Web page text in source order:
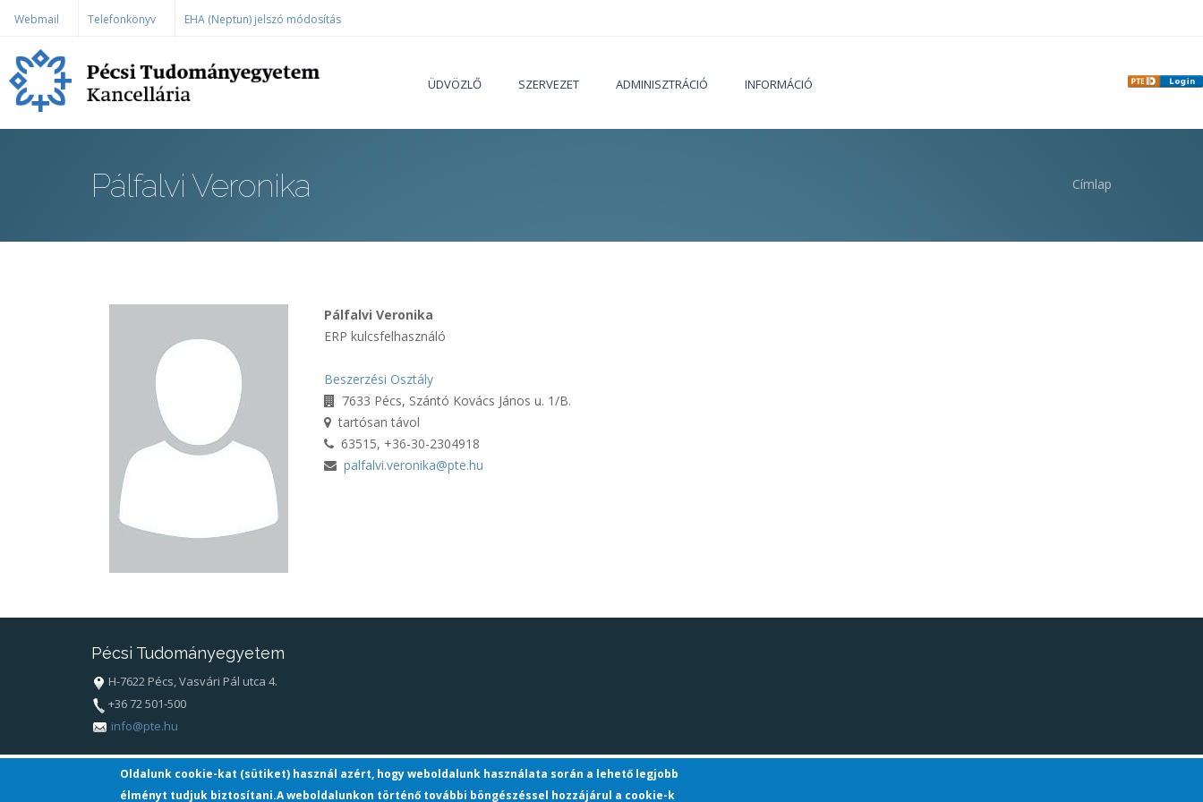
Ugrás a tartalomra
Webmail Telefonkönyv EHA (Neptun) jelszó módosítás
ÜDVÖZLŐ SZERVEZET ADMINISZTRÁCIÓ INFORMÁCIÓ
Pálfalvi Veronika Címlap
Pálfalvi Veronika
ERP kulcsfelhasználó
Beszerzési Osztály
7633 Pécs, Szántó Kovács János u. 1/B.
tartósan távol
63515, +36-30-2304918
palfalvi.veronika@pte.hu
Pécsi Tudományegyetem
H-7622 Pécs, Vasvári Pál utca 4.
+36 72 501-500
info@pte.hu
Oldalunk cookie-kat (sütiket) használ azért, hogy weboldalunk használata során a lehető legjobb
élményt tudjuk biztosítani.A weboldalunkon történő további böngészéssel hozzájárul a cookie-k